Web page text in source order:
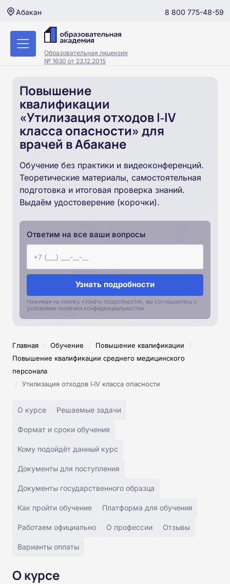
Абакан 8 800 775-48-59
Образовательная лицензия
№ 1630 от 23.12.2015
Повышение
квалификации
«Утилизация отходов I‑IV
класса опасности» для
врачей в Абакане
Обучение без практики и видеоконференций.
Теоретические материалы, самостоятельная
подготовка и итоговая проверка знаний.
Выдаём удостоверение (корочки).
Ответим на все ваши вопросы
Узнать подробности
Нажимая на кнопку «Узнать подробности», вы соглашаетесь с
условиями политики конфиденциальностии
Главная / Обучение / Повышение квалификации /
Повышение квалификации среднего медицинского
персонала
/ Утилизация отходов I‑IV класса опасности
О курсе Решаемые задачи
Формат и сроки обучения
Кому подойдёт данный курс
Документы для поступления
Документы государственного образца
Как пройти обучение Платформа для обучения
Работаем официально О профессии Отзывы
Варианты оплаты
О курсе